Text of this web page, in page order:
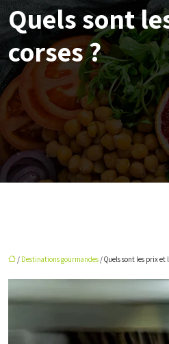
Quels sont
corses ?
/ Destinations gourmandes / Quels sont les prix